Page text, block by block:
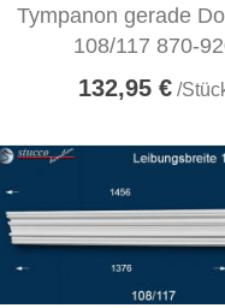
Tympanon gerade
108/117 870-
132,95 € /